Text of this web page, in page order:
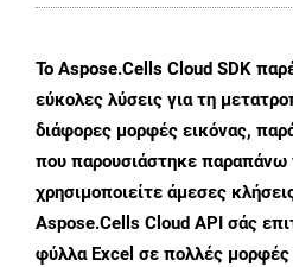
Το Aspose.Cells Cloud SDK
εύκολες λύσεις για τη
διάφορες μορφές εικόνας,
που παρουσιάστηκε παραπάνω
χρησιμοποιείτε άμεσες
Aspose.Cells Cloud API σάς
φύλλα Excel σε πολλές μορφές